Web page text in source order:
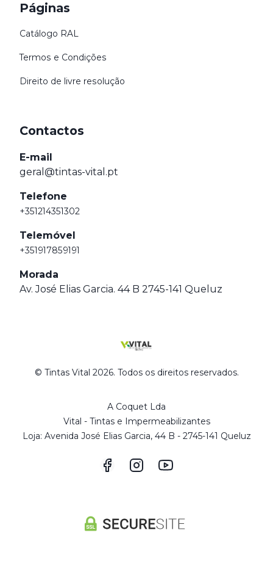
© Tintas Vital 2026. Todos os direitos reservados.
A Coquet Lda
Vital - Tintas e Impermeabilizantes
Loja: Avenida José Elias Garcia, 44 B - 2745-141 Queluz
Páginas
Catálogo RAL
Termos e Condições
Direito de livre resolução
Contactos
E-mail
geral@tintas-vital.pt
Telefone
+351214351302
Telemóvel
+351917859191
Morada
Av. José Elias Garcia. 44 B 2745-141 Queluz